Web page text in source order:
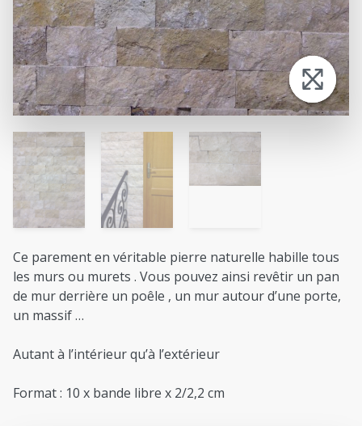
Ce parement en véritable pierre naturelle habille tous
les murs ou murets . Vous pouvez ainsi revêtir un pan
de mur derrière un poêle , un mur autour d’une porte,
un massif …
Autant à l’intérieur qu’à l’extérieur
Format : 10 x bande libre x 2/2,2 cm